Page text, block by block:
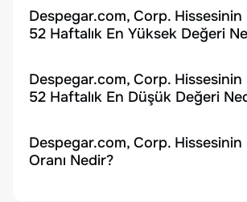
Despegar.com, Corp. Hissesinin
52 Haftalık En Yüksek Değeri
Despegar.com, Corp. Hissesinin
52 Haftalık En Düşük Değeri
Despegar.com, Corp.
Oranı Nedir?